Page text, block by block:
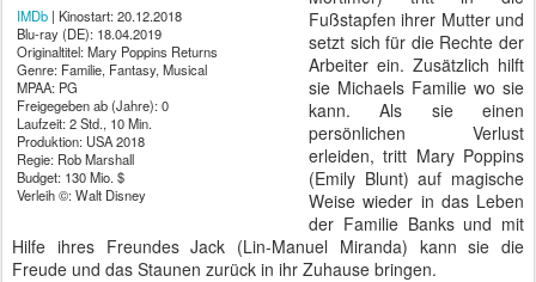
IMDb | Kinostart: 20.12.2018
Blu-ray (DE): 18.04.2019
Originaltitel: Mary Poppins Returns
Genre: Familie, Fantasy, Musical
MPAA: PG
Freigegeben ab (Jahre): 0
Laufzeit: 2 Std., 10 Min.
Produktion: USA 2018
Regie: Rob Marshall
Budget: 130 Mio. $
Verleih ©: Walt Disney
Fußstapfen ihrer Mutter und
setzt sich für die Rechte der
Arbeiter ein. Zusätzlich hilft
sie Michaels Familie wo sie
kann. Als sie einen
persönlichen Verlust
erleiden, tritt Mary Poppins
(Emily Blunt) auf magische
Weise wieder in das Leben
der Familie Banks und mit
Hilfe ihres Freundes Jack (Lin-Manuel Miranda) kann sie die
Freude und das Staunen zurück in ihr Zuhause bringen.